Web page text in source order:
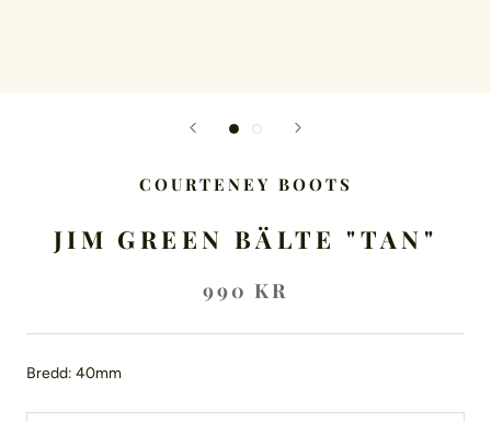
COURTENEY BOOTS
JIM GREEN BÄLTE "TAN"
990 KR
Bredd: 40mm